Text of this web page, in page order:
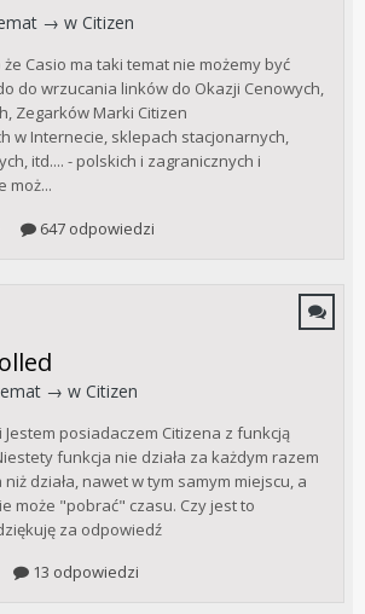
→ w Citizen
że Casio ma taki temat nie możemy być
do wrzucania linków do Okazji Cenowych,
Zegarków Marki Citizen
w Internecie, sklepach stacjonarnych,
itd.... - polskich i zagranicznych i
moż...
647 odpowiedzi
→ w Citizen
Jestem posiadaczem Citizena z funkcją
funkcja nie działa za każdym razem
niż działa, nawet w tym samym miejscu, a
może "pobrać" czasu. Czy jest to
za odpowiedź
13 odpowiedzi